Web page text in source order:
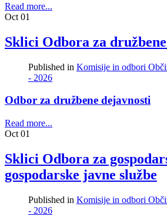
Read more...
Oct 01
Sklici Odbora za
Published in Komisije in odbori
- 2026
Odbor za družbene dejavnosti
Read more...
Oct 01
Sklici Odbora za
gospodarske javne službe
Published in Komisije in odbori
- 2026